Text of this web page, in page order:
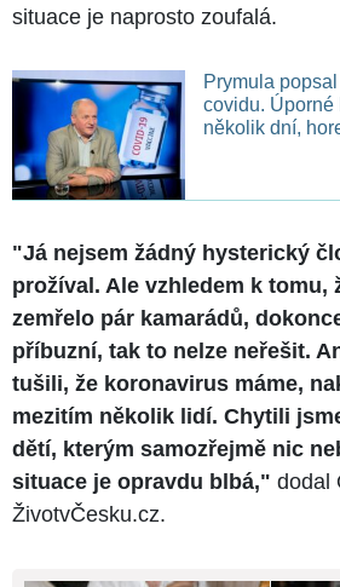
situace je naprosto zoufalá.
Prymula
covidu. Úporné
několik dní,
"Já nejsem žádný hysterický
prožíval. Ale vzhledem k tomu,
zemřelo pár kamarádů,
příbuzní, tak to nelze neřešit.
tušili, že koronavirus máme,
mezitím několik lidí. Chytili
dětí, kterým samozřejmě nic
situace je opravdu blbá," dodal
ŽivotvČesku.cz.